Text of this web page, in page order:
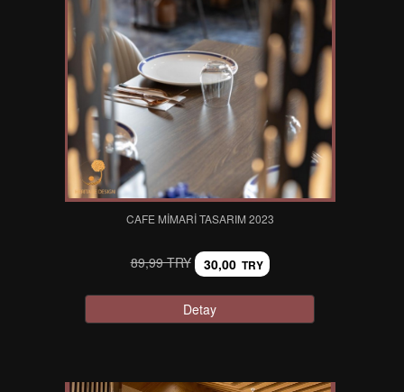
CAFE MİMARİ TASARIM 2023
89,99 TRY 30,00 TRY
Detay